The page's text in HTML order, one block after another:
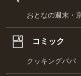
おとなの週末・
コミック
クッキングパパ